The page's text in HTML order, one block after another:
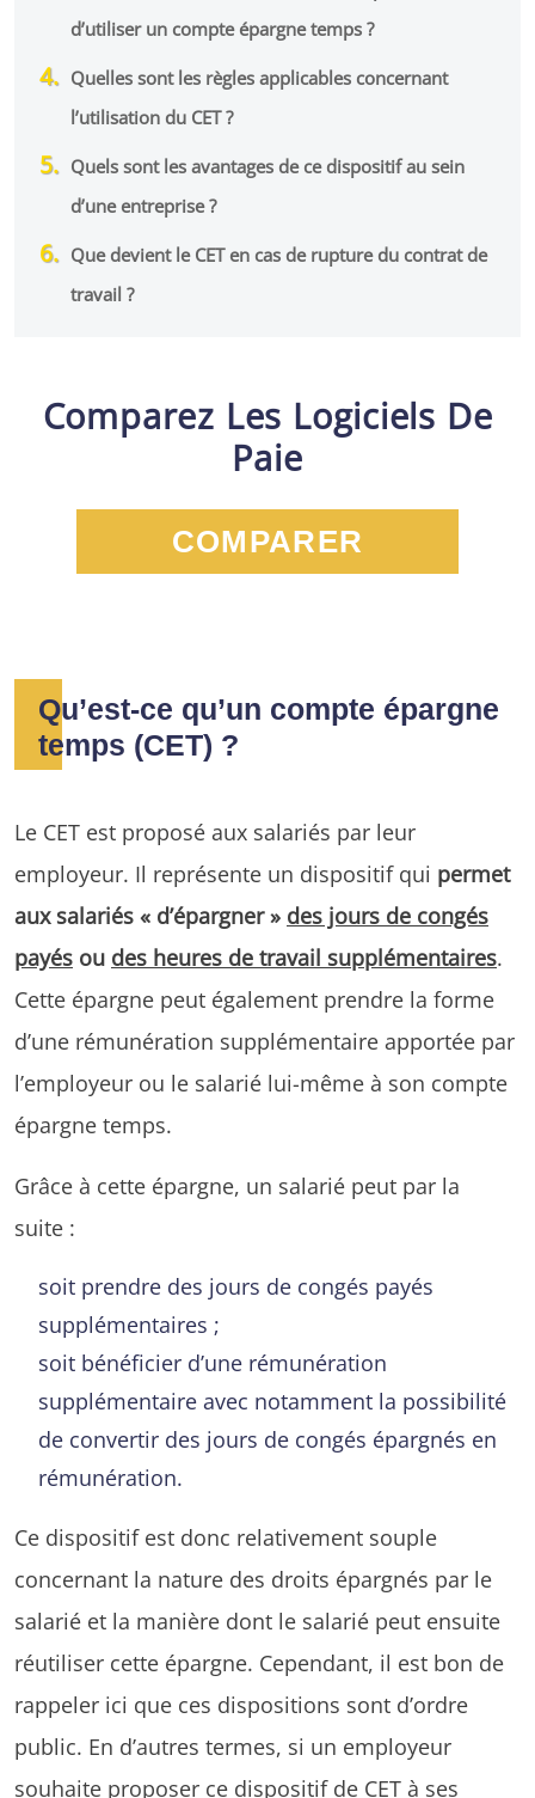
d’utiliser un compte épargne temps ?
Quelles sont les règles applicables concernant
l’utilisation du CET ?
Quels sont les avantages de ce dispositif au sein
d’une entreprise ?
Que devient le CET en cas de rupture du contrat de
travail ?
Comparez Les Logiciels De
Paie
COMPARER
Qu’est-ce qu’un compte épargne
temps (CET) ?
Le CET est proposé aux salariés par leur
employeur. Il représente un dispositif qui permet
aux salariés « d’épargner » des jours de congés
payés ou des heures de travail supplémentaires.
Cette épargne peut également prendre la forme
d’une rémunération supplémentaire apportée par
l’employeur ou le salarié lui-même à son compte
épargne temps.
Grâce à cette épargne, un salarié peut par la
suite :
soit prendre des jours de congés payés
supplémentaires ;
soit bénéficier d’une rémunération
supplémentaire avec notamment la possibilité
de convertir des jours de congés épargnés en
rémunération.
Ce dispositif est donc relativement souple
concernant la nature des droits épargnés par le
salarié et la manière dont le salarié peut ensuite
réutiliser cette épargne. Cependant, il est bon de
rappeler ici que ces dispositions sont d’ordre
public. En d’autres termes, si un employeur
souhaite proposer ce dispositif de CET à ses